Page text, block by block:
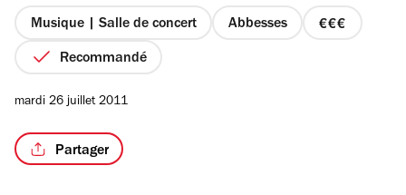
étoiles
Musique | Salle de concert Abbesses
prix
Recommandé
mardi 26 juillet 2011
Partager